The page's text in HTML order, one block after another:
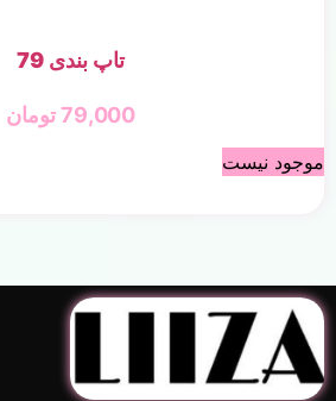
تاپ بندی 79
79,000 تومان
موجود نیست